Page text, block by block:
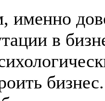
именно
в